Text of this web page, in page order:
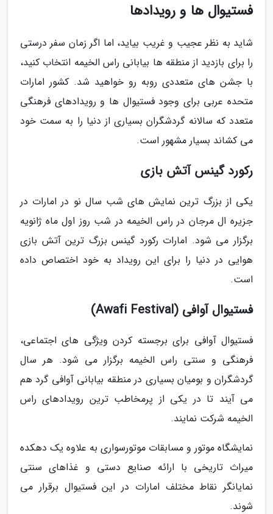
فستیوال ها و رویدادها
شاید به نظر عجیب و غریب بیاید، اما اگر زمان سفر درستی
را برای بازدید از منطقه ها بیابانی راس الخیمه انتخاب کنید،
با جشن های متعددی روبه رو خواهید شد. کشور امارات
متحده عربی برای وجود فستیوال ها و رویدادهای فرهنگی
متعدد که سالانه گردشگران بسیاری از دنیا را به سمت خود
می کشاند بسیار مشهور است.
رکورد گینس آتش بازی
یکی از بزرگ ترین نمایش های شب سال نو در امارات در
جزیره ال مرجان در راس الخیمه در شب روز اول ماه ژانویه
برگزار می شود. امارات رکورد گینس بزرگ ترین آتش بازی
هوایی در دنیا را برای این رویداد به خود اختصاص داده
است.
فستیوال آوافی (Awafi Festival)
فستیوال آوافی برای برجسته کردن ویژگی های اجتماعی،
فرهنگی و سنتی راس الخیمه برگزار می شود. هر سال
گردشگران و بومیان بسیاری در منطقه بیابانی آوافی گرد هم
می آیند تا در یکی از پرمخاطب ترین رویدادهای راس
الخیمه شرکت نمایند.
نمایشگاه موتور و مسابقات موتورسواری به علاوه یک دهکده
میراث تاریخی با ارائه صنایع دستی و غذاهای سنتی
نمایانگر نقاط مختلف امارات در این فستیوال برقرار می
شوند.